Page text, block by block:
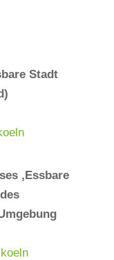
Stadt
‚Essbare